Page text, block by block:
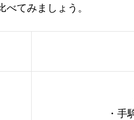
てみましょう。
・手